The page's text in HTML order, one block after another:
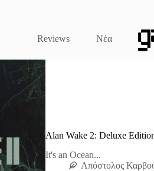
Reviews
Νέα
Alan Wake 2: Deluxe
It's an Ocean...
Απόστολος